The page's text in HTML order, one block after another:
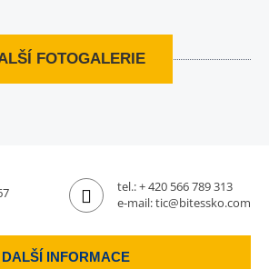
FOTOGALERIE
tel.:+ 420 566 789 313
e-mail:tic@bitessko.com
DALŠÍ INFORMACE